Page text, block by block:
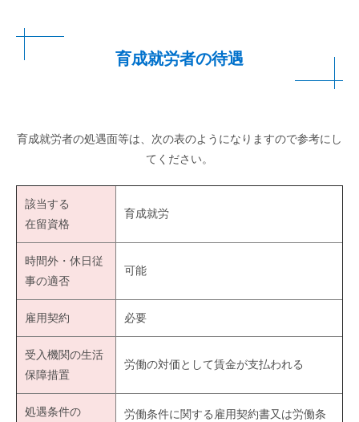
育成就労者の待遇
育成就労者の処遇面等は、次の表のようになりますので参考にし
てください。
該当する
在留資格
育成就労
時間外・休日従
事の適否
可能
雇用契約 必要
受入機関の生活
保障措置
労働の対価として賃金が支払われる
処遇条件の
労働条件に関する雇用契約書又は労働条